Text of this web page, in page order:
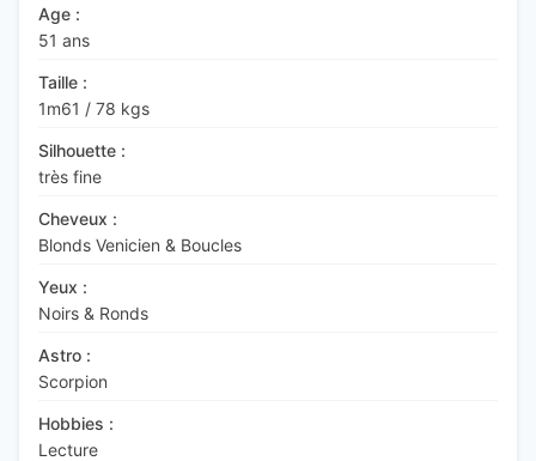
Age :
51 ans
Taille :
1m61 / 78 kgs
Silhouette :
très fine
Cheveux :
Blonds Venicien & Boucles
Yeux :
Noirs & Ronds
Astro :
Scorpion
Hobbies :
Lecture